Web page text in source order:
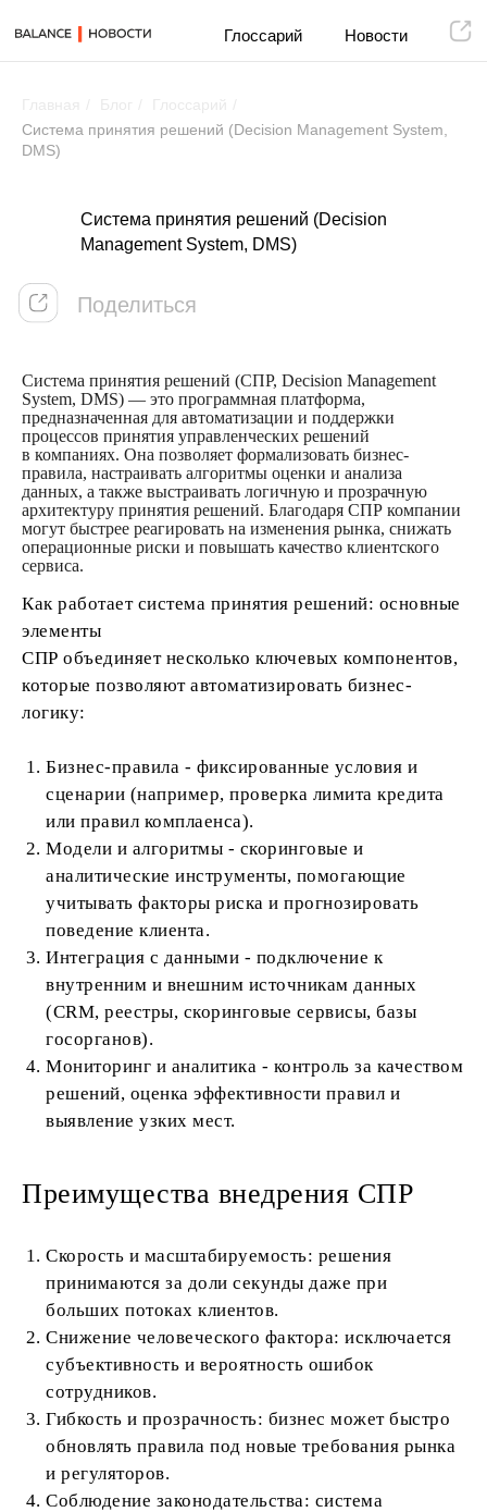
Система принятия решений (Decision Management System,
DMS)
Система принятия решений (Decision
Management System, DMS)
Поделиться
Система принятия решений (СПР, Decision Management
System, DMS) — это программная платформа,
предназначенная для автоматизации и поддержки
процессов принятия управленческих решений
в компаниях. Она позволяет формализовать бизнес-
правила, настраивать алгоритмы оценки и анализа
данных, а также выстраивать логичную и прозрачную
архитектуру принятия решений. Благодаря СПР компании
могут быстрее реагировать на изменения рынка, снижать
операционные риски и повышать качество клиентского
сервиса.
Как работает система принятия решений: основные
элементы
СПР объединяет несколько ключевых компонентов,
которые позволяют автоматизировать бизнес-
логику:
Бизнес-правила - фиксированные условия и
сценарии (например, проверка лимита кредита
или правил комплаенса).
Модели и алгоритмы - скоринговые и
аналитические инструменты, помогающие
учитывать факторы риска и прогнозировать
поведение клиента.
Интеграция с данными - подключение к
внутренним и внешним источникам данных
(CRM, реестры, скоринговые сервисы, базы
госорганов).
Мониторинг и аналитика - контроль за качеством
решений, оценка эффективности правил и
выявление узких мест.
Преимущества внедрения СПР
Скорость и масштабируемость: решения
принимаются за доли секунды даже при
больших потоках клиентов.
Снижение человеческого фактора: исключается
субъективность и вероятность ошибок
сотрудников.
Гибкость и прозрачность: бизнес может быстро
обновлять правила под новые требования рынка
и регуляторов.
Соблюдение законодательства: система